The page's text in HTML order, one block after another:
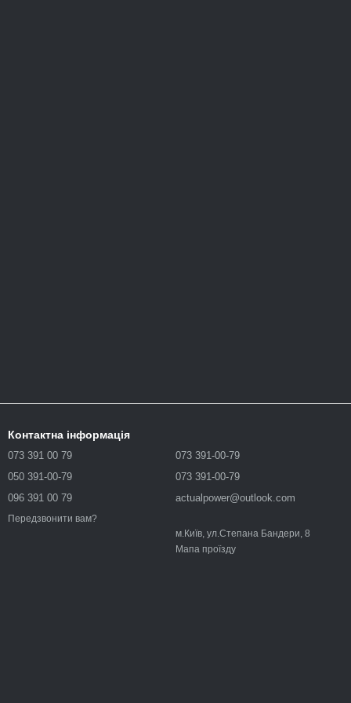
Контактна інформація
073 391 00 79
050 391-00-79
096 391 00 79
Передзвонити вам?
073 391-00-79
073 391-00-79
actualpower@outlook.com
м.Київ, ул.Степана Бандери, 8
Мапа проїзду